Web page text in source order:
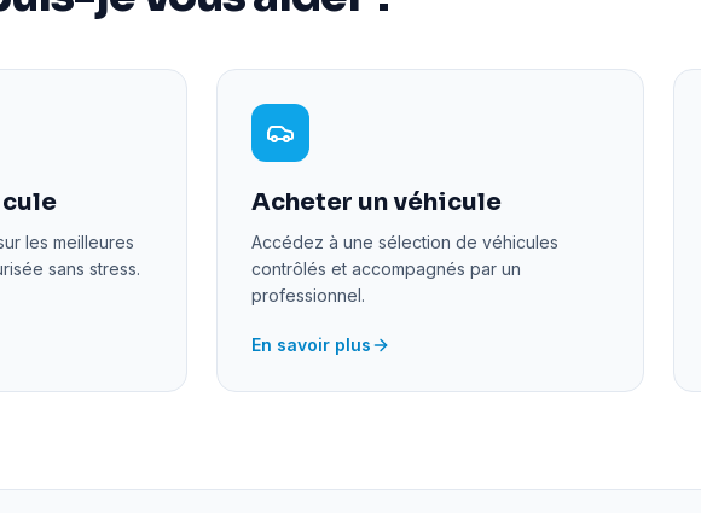
les meilleures
sans stress.
Acheter un véhicule
Accédez à une sélection de véhicules
contrôlés et accompagnés par un
professionnel.
En savoir plus